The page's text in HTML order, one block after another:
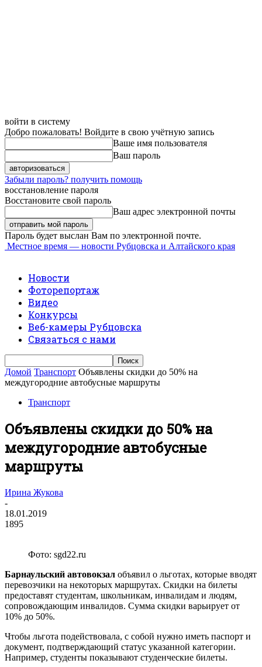
войти в систему
Добро пожаловать! Войдите в свою учётную запись
Ваше имя пользователя
Ваш пароль
Забыли пароль? получить помощь
восстановление пароля
Восстановите свой пароль
Ваш адрес электронной почты
Пароль будет выслан Вам по электронной почте.
Местное время — новости Рубцовска и Алтайского края
Новости
Фоторепортаж
Видео
Конкурсы
Веб-камеры Рубцовска
Связаться с нами
Домой Транспорт Объявлены скидки до 50% на
междугородние автобусные маршруты
Транспорт
Объявлены скидки до 50% на
междугородние автобусные
маршруты
Ирина Жукова
-
18.01.2019
1895
Фото: sgd22.ru
Барнаульский автовокзал объявил о льготах, которые вводят
перевозчики на некоторых маршрутах. Скидки на билеты
предоставят студентам, школьникам, инвалидам и людям,
сопровождающим инвалидов. Сумма скидки варьирует от
10% до 50%.
Чтобы льгота подействовала, с собой нужно иметь паспорт и
документ, подтверждающий статус указанной категории.
Например, студенты показывают студенческие билеты.